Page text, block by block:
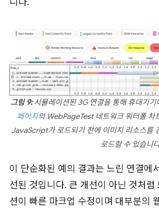
그림 9:시뮬레이션된 3G 연결을 통해 휴대기
페이지의 WebPageTest 네트워크 워터폴 차
JavaScript가 로드되기 전에 이미지 리소스를
로드할 수 있습니
이 단순화된 예의 결과는 느린 연결에
선된 것입니다. 큰 개선이 아닌 것처럼
션이 빠른 마크업 수정이며 대부분의